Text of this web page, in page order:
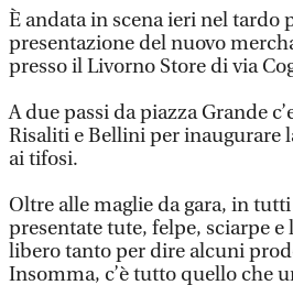
È andata in scena ieri nel tardo
presentazione del nuovo
presso il Livorno Store di via
A due passi da piazza Grande
Risaliti e Bellini per inaugurare
ai tifosi.
Oltre alle maglie da gara, in
presentate tute, felpe, sciarpe
libero tanto per dire alcuni
Insomma, c’è tutto quello che